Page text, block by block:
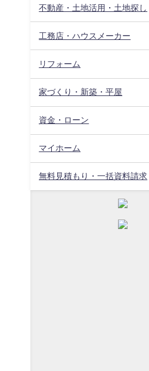
不動産・土地活用・土地探し
工務店・ハウスメーカー
リフォーム
家づくり・新築・平屋
資金・ローン
マイホーム
無料見積もり・一括資料請求